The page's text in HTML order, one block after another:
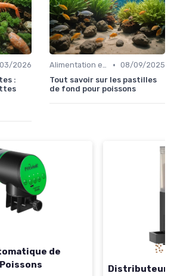
2026
:
Alimentation et nutrition • 08/09/2025
Tout savoir sur les pastilles
de fond pour poissons
de
Distributeur